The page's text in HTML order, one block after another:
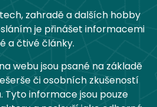
zahradě a dalších hobby
je přinášet informacemi
a čtivé články.
webu jsou psané na základě
či osobních zkušeností
Tyto informace jsou pouze